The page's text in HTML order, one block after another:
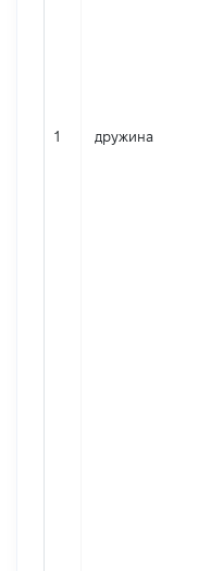
1 дружина